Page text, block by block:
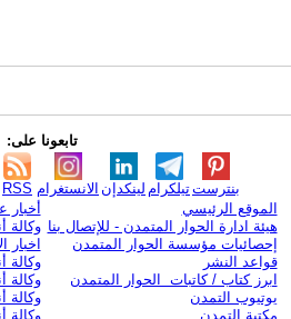
تابعونا على:
RSS الانستغرام لينكدإن تيلكرامبنترست
الموقع الرئيسي
هيئة ادارة الحوار المتمدن - للإتصال بنا
إحصائيات مؤسسة الحوار المتمدن
قواعد النشر
ابرز كتاب / كاتبات الحوار المتمدن
يوتيوب التمدن
مكتبة التمدن
أخبار
وكالة
اخبار
وكالة
وكالة
وكالة
وكالة